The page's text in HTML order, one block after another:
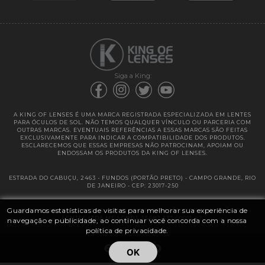
Guardamos estatísticas de visitas para melhorar sua experiência de
navegação e publicidade, ao continuar você concorda com a nossa
política de privacidade.
OK
Siga a King:
A KING OF LENSES É UMA MARCA REGISTRADA ESPECIALIZADA EM LENTES
PARA ÓCULOS DE SOL. NÃO TEMOS QUALQUER VÍNCULO OU PARCERIA COM
OUTRAS MARCAS. EVENTUAIS REFERÊNCIAS A ESSAS MARCAS SÃO FEITAS
EXCLUSIVAMENTE PARA INDICAR A COMPATIBILIDADE DOS PRODUTOS.
ESCLARECEMOS QUE ESSAS EMPRESAS NÃO PATROCINAM, APOIAM OU
ENDOSSAM OS PRODUTOS DA KING OF LENSES.
ESTRADA DO CABUÇU, 2463 - FUNDOS (PORTÃO PRETO) - CAMPO GRANDE, RIO
DE JANEIRO - CEP: 23017-250
@ 2025 | KING OF LENSES - KING OF IMPORTAÇÃO E DISTRIBUIÇÃO DE
LENTES LTDA ME | CNPJ: 13.682.533 / 0001-42